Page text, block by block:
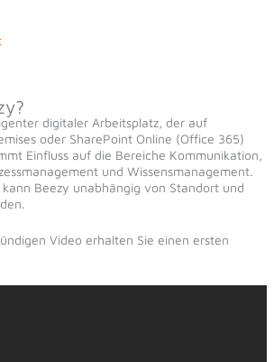
digitaler Arbeitsplatz, der auf
oder SharePoint Online (Office 365)
Einfluss auf die Bereiche Kommunikation,
und Wissensmanagement.
Beezy unabhängig von Standort und
Video erhalten Sie einen ersten